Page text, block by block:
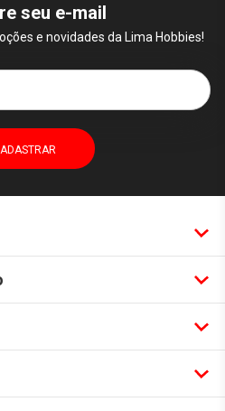
seu e-mail
e novidades da Lima Hobbies!